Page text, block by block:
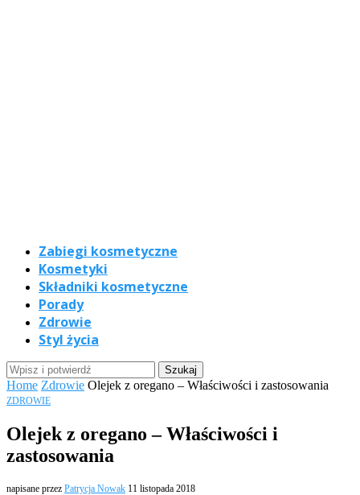
Zabiegi kosmetyczne
Kosmetyki
Składniki kosmetyczne
Porady
Zdrowie
Styl życia
Home Zdrowie Olejek z oregano – Właściwości i zastosowania
ZDROWIE
Olejek z oregano – Właściwości i
zastosowania
napisane przez Patrycja Nowak 11 listopada 2018